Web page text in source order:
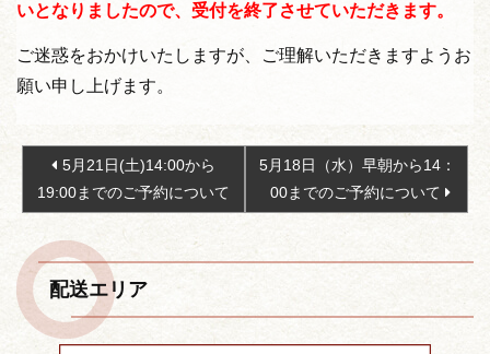
いとなりましたので、受付を終了させていただきます。
ご迷惑をおかけいたしますが、ご理解いただきますようお
願い申し上げます。
投
稿
ナ
ビ
ゲ
ー
シ
5月21日(土)14:00から
19:00までのご予約について
5月18日（水）早朝から14：
00までのご予約について
配送エリア